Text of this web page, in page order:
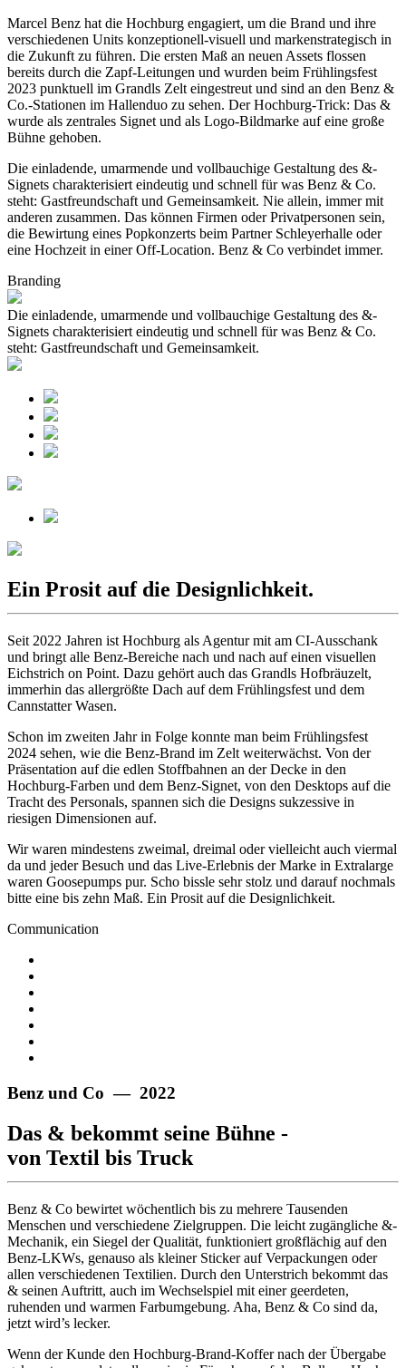
Marcel Benz hat die Hochburg engagiert, um die Brand und ihre
verschiedenen Units konzeptionell-visuell und markenstrategisch in
die Zukunft zu führen. Die ersten Maß an neuen Assets flossen
bereits durch die Zapf-Leitungen und wurden beim Frühlingsfest
2023 punktuell im Grandls Zelt eingestreut und sind an den Benz &
Co.-Stationen im Hallenduo zu sehen. Der Hochburg-Trick: Das &
wurde als zentrales Signet und als Logo-Bildmarke auf eine große
Bühne gehoben.
Die einladende, umarmende und vollbauchige Gestaltung des &-
Signets charakterisiert eindeutig und schnell für was Benz & Co.
steht: Gastfreundschaft und Gemeinsamkeit. Nie allein, immer mit
anderen zusammen. Das können Firmen oder Privatpersonen sein,
die Bewirtung eines Popkonzerts beim Partner Schleyerhalle oder
eine Hochzeit in einer Off-Location. Benz & Co verbindet immer.
Branding
Die einladende, umarmende und vollbauchige Gestaltung des &-
Signets charakterisiert eindeutig und schnell für was Benz & Co.
steht: Gastfreundschaft und Gemeinsamkeit.
Ein Prosit auf die Designlichkeit.
Seit 2022 Jahren ist Hochburg als Agentur mit am CI-Ausschank
und bringt alle Benz-Bereiche nach und nach auf einen visuellen
Eichstrich on Point. Dazu gehört auch das Grandls Hofbräuzelt,
immerhin das allergrößte Dach auf dem Frühlingsfest und dem
Cannstatter Wasen.
Schon im zweiten Jahr in Folge konnte man beim Frühlingsfest
2024 sehen, wie die Benz-Brand im Zelt weiterwächst. Von der
Präsentation auf die edlen Stoffbahnen an der Decke in den
Hochburg-Farben und dem Benz-Signet, von den Desktops auf die
Tracht des Personals, spannen sich die Designs sukzessive in
riesigen Dimensionen auf.
Wir waren mindestens zweimal, dreimal oder vielleicht auch viermal
da und jeder Besuch und das Live-Erlebnis der Marke in Extralarge
waren Goosepumps pur. Scho bissle sehr stolz und darauf nochmals
bitte eine bis zehn Maß. Ein Prosit auf die Designlichkeit.
Communication
Benz und Co — 2022
Das & bekommt seine Bühne -
von Textil bis Truck
Benz & Co bewirtet wöchentlich bis zu mehrere Tausenden
Menschen und verschiedene Zielgruppen. Die leicht zugängliche &-
Mechanik, ein Siegel der Qualität, funktioniert großflächig auf den
Benz-LKWs, genauso als kleiner Sticker auf Verpackungen oder
allen verschiedenen Textilien. Durch den Unterstrich bekommt das
& seinen Auftritt, auch im Wechselspiel mit einer geerdeten,
ruhenden und warmen Farbumgebung. Aha, Benz & Co sind da,
jetzt wird’s lecker.
Wenn der Kunde den Hochburg-Brand-Koffer nach der Übergabe